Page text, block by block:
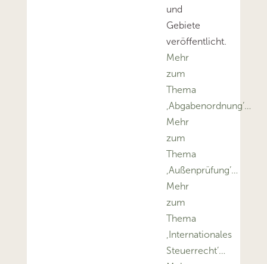
und
Gebiete
veröffentlicht.
Mehr
zum
Thema
‚Abgabenordnung’…
Mehr
zum
Thema
‚Außenprüfung’…
Mehr
zum
Thema
‚Internationales
Steuerrecht’…